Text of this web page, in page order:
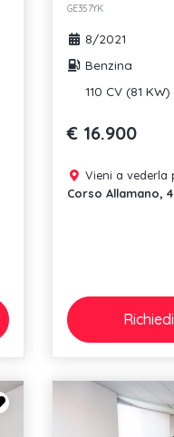
GE357YK
8/2021
Benzina
110 CV (81 KW)
€ 16.900
Vieni a vederla
Corso Allamano,
Richiedi